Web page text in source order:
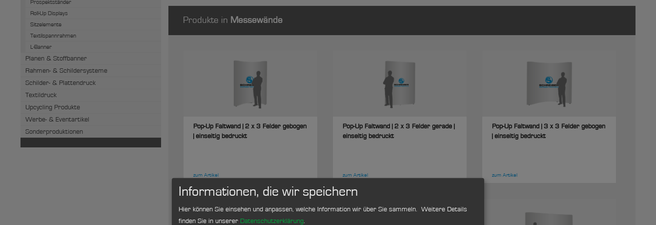
Prospektständer
Roll-Up Displays
Sitzelemente
Textilspannrahmen
L-Banner
Planen & Stoffbanner
Rahmen- & Schildersysteme
Schilder- & Plattendruck
Textildruck
Upcycling Produkte
Werbe- & Eventartikel
Sonderproduktionen
Produkte in Messewände
Pop-Up Faltwand | 2 x 3 Felder gebogen
| einseitig bedruckt
zum Artikel
Pop-Up Faltwand | 2 x 3 Felder gerade |
einseitig bedruckt
zum Artikel
Pop-Up Faltwand | 3 x 3 Felder gebogen
| einseitig bedruckt
zum Artikel
Informationen, die wir speichern
Hier können Sie einsehen und anpassen, welche Information wir über Sie sammeln.
Weitere Details
finden Sie in unserer Datenschutzerklärung